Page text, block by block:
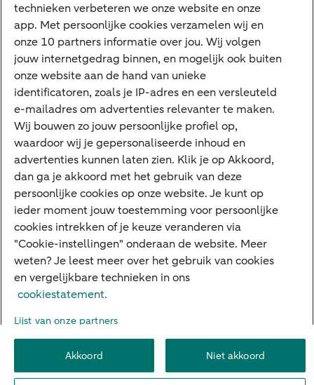
Corporate Finance
Tikkie zakelijk
Cyber Veilig & Zeker
Private Banking
Interessant
Sectoren & trends
Ondernemersverhalen
Valutacentrum
Alles over PSD2
Business Community
Over ABN AMRO
Toegankelijkheid
PrivacyDisclaimerCookie-instellingen
technieken verbeteren we onze website en onze
app. Met persoonlijke cookies verzamelen wij en
onze 10 partners informatie over jou. Wij volgen
jouw internetgedrag binnen, en mogelijk ook buiten
onze website aan de hand van unieke
identificatoren, zoals je IP-adres en een versleuteld
e-mailadres om advertenties relevanter te maken.
Wij bouwen zo jouw persoonlijke profiel op,
waardoor wij je gepersonaliseerde inhoud en
advertenties kunnen laten zien. Klik je op Akkoord,
dan ga je akkoord met het gebruik van deze
persoonlijke cookies op onze website. Je kunt op
ieder moment jouw toestemming voor persoonlijke
cookies intrekken of je keuze veranderen via
"Cookie-instellingen" onderaan de website. Meer
weten? Je leest meer over het gebruik van cookies
en vergelijkbare technieken in ons
cookiestatement.
Lijst van onze partners
Akkoord Niet akkoord